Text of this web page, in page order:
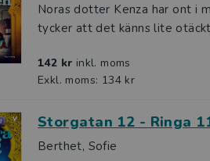
Noras dotter Kenza har ont i
tycker att det känns lite
142 kr inkl. moms
Exkl. moms: 134 kr
Storgatan 12 - Ringa
Berthet, Sofie